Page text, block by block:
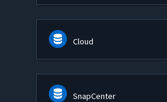
Cloud
SnapCenter